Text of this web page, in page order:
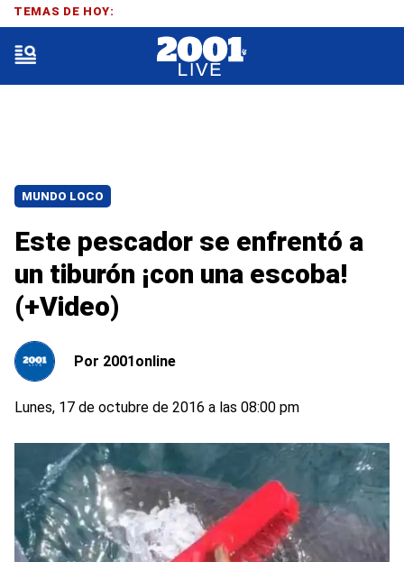
MUNDO LOCO
Este pescador se enfrentó a
un tiburón ¡con una escoba!
(+Video)
Por 2001online
Lunes, 17 de octubre de 2016 a las 08:00 pm
TEMAS DE HOY: